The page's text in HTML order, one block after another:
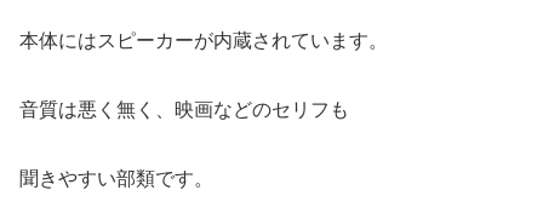
本体にはスピーカーが内蔵されています。
音質は悪く無く、映画などのセリフも
聞きやすい部類です。